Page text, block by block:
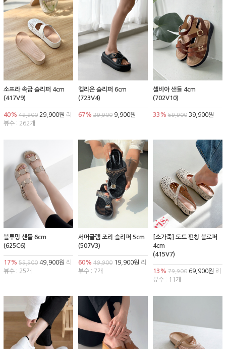
소프라 속굽 슬리퍼 4cm
(417V9)
40% 49,900 29,900원 리
뷰수 : 262개
엘리온 슬리퍼 6cm
(723V4)
67% 29,9009,900원
셀비아 샌들 4cm
(702V10)
33% 59,90039,900원
블루밍 샌들 6cm
(625C6)
17% 59,900 49,900원 리
뷰수 : 25개
서머글램 조리 슬리퍼 5cm
(507V3)
60% 49,90019,900원 리
뷰수 : 7개
[소가죽] 도트 펀칭 블로퍼
4cm
(415V7)
13% 79,90069,900원 리
뷰수 : 11개